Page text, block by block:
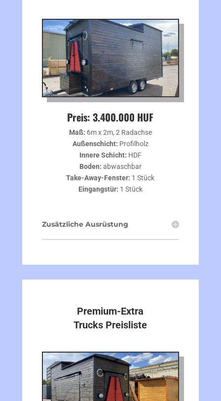
Preis: 3.400.000 HUF
Maß: 6m x 2m, 2 Radachse
Außenschicht: Profilholz
Innere Schicht: HDF
Boden: abwaschbar
Take-Away-Fenster: 1 Stück
Eingangstür: 1 Stück
Zusätzliche Ausrüstung
Premium-Extra
Trucks Preisliste